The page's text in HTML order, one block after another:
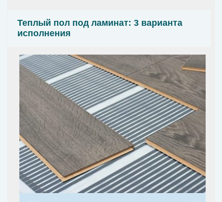
Теплый пол под ламинат: 3 варианта
исполнения